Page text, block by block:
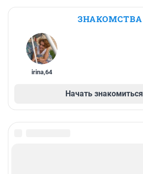
ЗНАКОМСТВА
irina,64
Начать знакомиться